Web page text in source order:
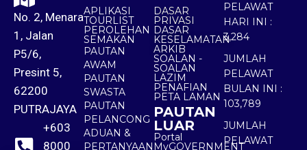
No. 2, Menara
1, Jalan
P5/6,
Presint 5,
62200
PUTRAJAYA
+603
8000
APLIKASI
TOURLIST
PEROLEHAN
SEMAKAN
PAUTAN
AWAM
PAUTAN
SWASTA
PAUTAN
PELANCONG
ADUAN &
PERTANYAAN
DASAR
PRIVASI
DASAR
KESELAMATAN
ARKIB
SOALAN -
SOALAN
LAZIM
PENAFIAN
PETA LAMAN
PAUTAN
LUAR
Portal
MyGOVERNMENT
PELAWAT
HARI INI :
3,284
JUMLAH
PELAWAT
BULAN INI :
103,789
JUMLAH
PELAWAT